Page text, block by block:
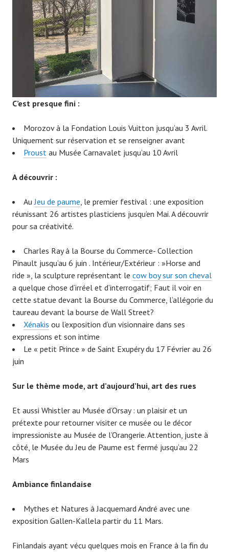
9
C’est presque fini :
Morozov à la Fondation Louis Vuitton jusqu’au 3 Avril.
Uniquement sur réservation et se renseigner avant
Proust au Musée Carnavalet jusqu’au 10 Avril
A découvrir :
AuJeu de paume, le premier festival : une exposition
réunissant 26 artistes plasticiens jusqu’en Mai. A découvrir
pour sa créativité.
Charles Ray à la Bourse du Commerce- Collection
Pinault jusqu’au 6 juin . Intérieur/Extérieur : »Horse and
ride », la sculpture représentant le cow boy sur son cheval
a quelque chose d’irréel et d’interrogatif; Faut il voir en
cette statue devant la Bourse du Commerce, l’allégorie du
taureau devant la bourse de Wall Street?
Xénakis ou l’exposition d’un visionnaire dans ses
expressions et son intime
Le « petit Prince » de Saint Exupéry du 17 Février au 26
juin
Sur le thème mode, art d’aujourd’hui, art des rues
Et aussi Whistler au Musée d’Orsay : un plaisir et un
prétexte pour retourner visiter ce musée ou le décor
impressioniste au Musée de l’Orangerie. Attention, juste à
côté, le Musée du Jeu de Paume est fermé jusqu’au 22
Mars
Ambiance finlandaise
Mythes et Natures à Jacquemard André avec une
exposition Gallen-Kallela partir du 11 Mars.
Finlandais ayant vécu quelques mois en France à la fin du